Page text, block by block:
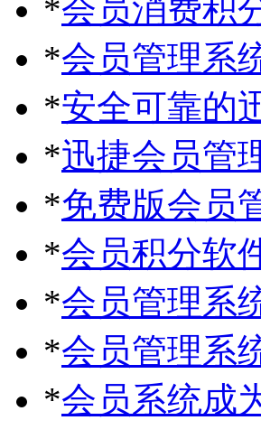
*会员消费积
*会员管理系
*安全可靠的
*迅捷会员管
*免费版会员
*会员积分软
*会员管理系
*会员管理系
*会员系统成